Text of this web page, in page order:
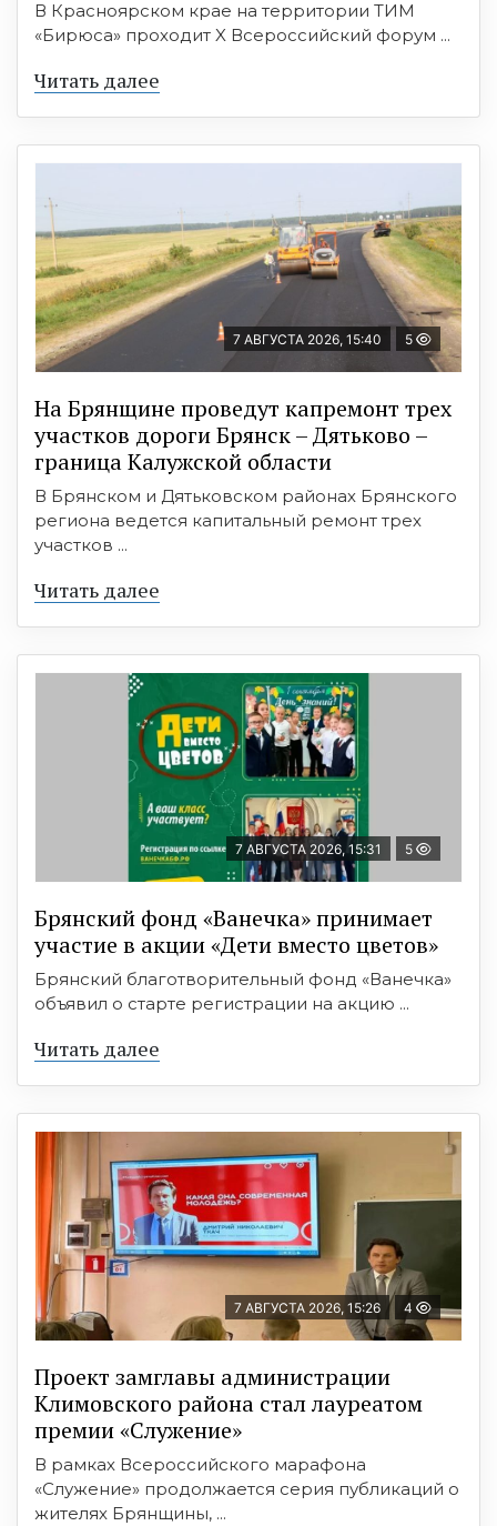
В Красноярском крае на территории ТИМ
«Бирюса» проходит X Всероссийский форум ...
Читать далее
7 АВГУСТА 2026, 15:40 5
На Брянщине проведут капремонт трех
участков дороги Брянск – Дятьково –
граница Калужской области
В Брянском и Дятьковском районах Брянского
региона ведется капитальный ремонт трех
участков ...
Читать далее
7 АВГУСТА 2026, 15:31 5
Брянский фонд «Ванечка» принимает
участие в акции «Дети вместо цветов»
Брянский благотворительный фонд «Ванечка»
объявил о старте регистрации на акцию ...
Читать далее
7 АВГУСТА 2026, 15:26 4
Проект замглавы администрации
Климовского района стал лауреатом
премии «Служение»
В рамках Всероссийского марафона
«Служение» продолжается серия публикаций о
жителях Брянщины, ...